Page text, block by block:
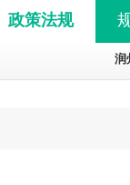
政策法规